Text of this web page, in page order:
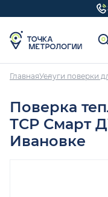
ГлавнаяУслуги поверки
Поверка
ТСР Смарт
Ивановке